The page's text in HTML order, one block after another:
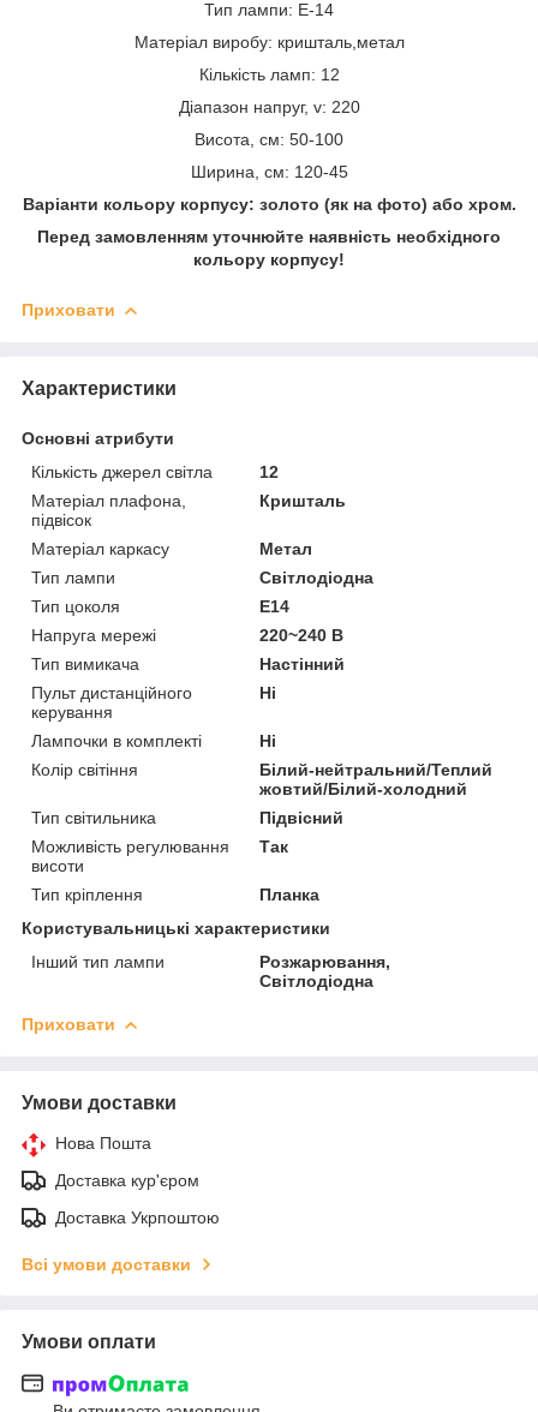
Тип лампи: Е-14
Матеріал виробу: кришталь,метал
Кількість ламп: 12
Діапазон напруг, v: 220
Висота, см: 50-100
Ширина, см: 120-45
Варіанти кольору корпусу: золото (як на фото) або хром.
Перед замовленням уточнюйте наявність необхідного
кольору корпусу!
Приховати
Характеристики
Основні атрибути
Кількість джерел світла
12
Матеріал плафона,
підвісок
Кришталь
Матеріал каркасу
Метал
Тип лампи
Світлодіодна
Тип цоколя
E14
Напруга мережі
220~240 В
Тип вимикача
Настінний
Пульт дистанційного
керування
Ні
Лампочки в комплекті
Ні
Колір світіння
Білий-нейтральний/Теплий
жовтий/Білий-холодний
Тип світильника
Підвісний
Можливість регулювання
висоти
Так
Тип кріплення
Планка
Користувальницькі характеристики
Інший тип лампи
Розжарювання,
Світлодіодна
Приховати
Умови доставки
Нова Пошта
Доставка кур'єром
Доставка Укрпоштою
Всі умови доставки
Умови оплати